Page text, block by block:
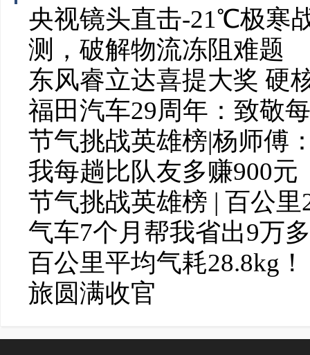
央视镜头直击-21℃极寒
测，破解物流冻阻难题
东风睿立达喜提大奖 硬
福田汽车29周年：致敬
节气挑战英雄榜|杨师傅
我每趟比队友多赚900元
节气挑战英雄榜 | 百公
气车7个月帮我省出9万
百公里平均气耗28.8kg
旅圆满收官